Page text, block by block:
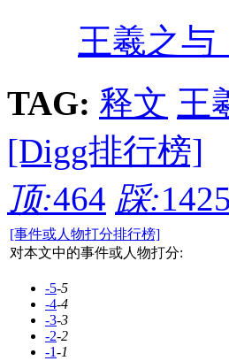
王羲之与
TAG: 释文 王
[Digg排行榜]
顶:464 踩:1425
[事件或人物打分排行榜]
对本文中的事件或人物打分:
-5-5
-4-4
-3-3
-2-2
-1-1